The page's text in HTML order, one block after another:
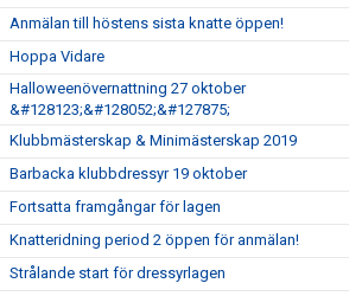
Anmälan till höstens sista knatte öppen!
Hoppa Vidare
Halloweenövernattning 27 oktober
&#128123;&#128052;&#127875;
Klubbmästerskap & Minimästerskap 2019
Barbacka klubbdressyr 19 oktober
Fortsatta framgångar för lagen
Knatteridning period 2 öppen för anmälan!
Strålande start för dressyrlagen